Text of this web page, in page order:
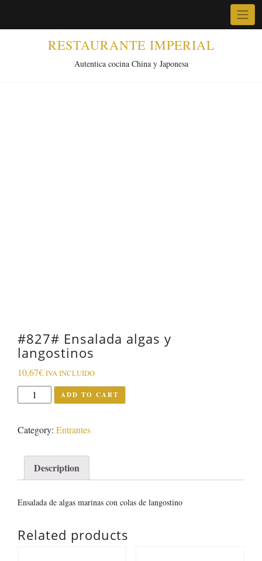
RESTAURANTE IMPERIAL
Autentica cocina China y Japonesa
#827# Ensalada algas y
langostinos
10,67€ IVA INCLUIDO
#827#
Ensalada
y
quantity
ADD TO CART
Category: Entrantes
Description
Ensalada de algas marinas con colas de langostino
Related products